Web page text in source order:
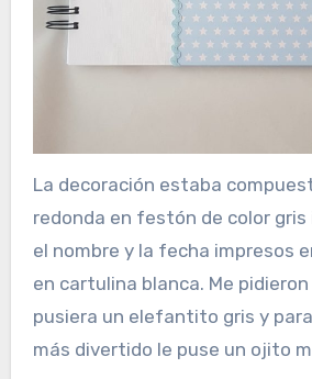
La decoración estaba
redonda en festón de color gris
el nombre y la fecha impresos
en cartulina blanca. Me
pusiera un elefantito gris y
más divertido le puse un ojito